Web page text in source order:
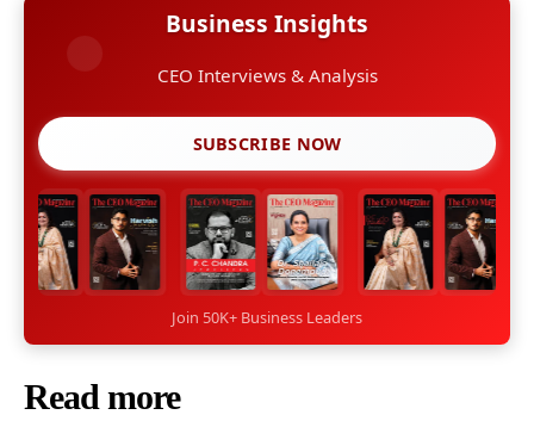
Business Insights
CEO Interviews & Analysis
SUBSCRIBE NOW
Join 50K+ Business Leaders
Read more